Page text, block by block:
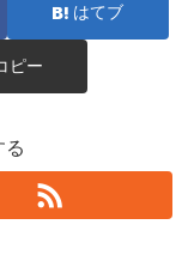
はてブ
ピー
る